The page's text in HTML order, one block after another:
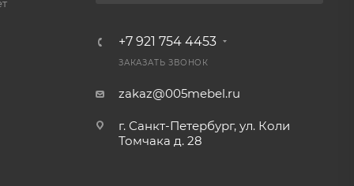
+7 921 754 4453
ЗАКАЗАТЬ ЗВОНОК
zakaz@005mebel.ru
г. Санкт-Петербург, ул. Коли
Томчака д. 28